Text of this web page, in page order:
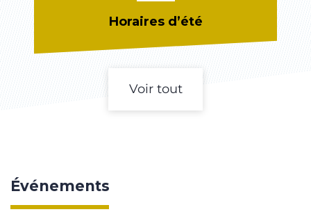
Horaires d’été
Voir tout
Événements